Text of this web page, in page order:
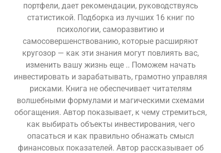
портфели, дает рекомендации, руководствуясь
статистикой. Подборка из лучших 16 книг по
психологии, саморазвитию и
самосовершенствованию, которые расширяют
кругозор — как эти знания могут повлиять вас,
изменить вашу жизнь еще .. Поможем начать
инвестировать и зарабатывать, грамотно управляя
рисками. Книга не обеспечивает читателям
волшебными формулами и магическими схемами
обогащения. Автор показывает, к чему стремиться,
как выбирать объекты инвестирования, чего
опасаться и как правильно обнажать смысл
финансовых показателей. Автор рассказывает об